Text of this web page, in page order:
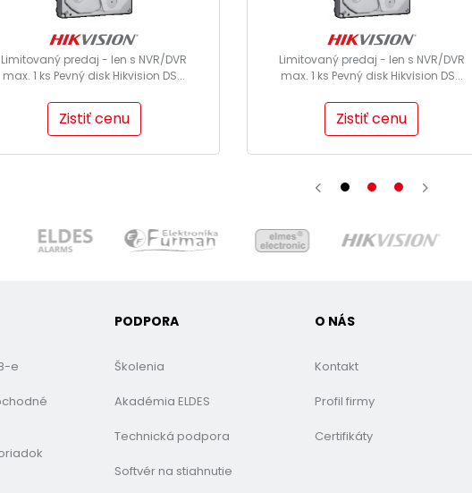
Limitovaný predaj - len s NVR/DVR
max. 1 ks Pevný disk Hikvision DS...
Zistiť cenu
Limitovaný predaj - len s NVR/DVR
max. 1 ks Pevný disk Hikvision DS...
Zistiť cenu
e
PODPORA
Školenia
Akadémia ELDES
Technická podpora
Softvér na stiahnutie
O NÁS
Kontakt
Profil firmy
Certifikáty